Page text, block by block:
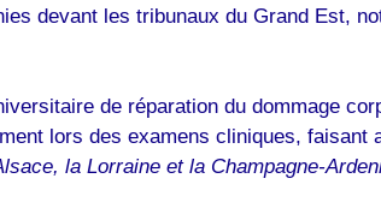
devant les tribunaux du Grand Est,
de réparation du dommage
lors des examens cliniques,
la Lorraine et la Champagne-